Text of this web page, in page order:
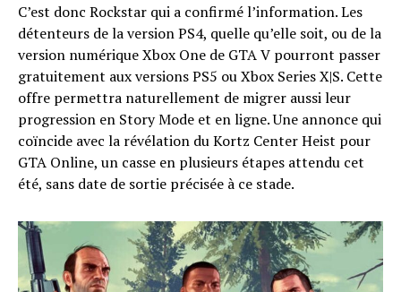
C’est donc Rockstar qui a confirmé l’information. Les
détenteurs de la version PS4, quelle qu’elle soit, ou de la
version numérique Xbox One de GTA V pourront passer
gratuitement aux versions PS5 ou Xbox Series X|S. Cette
offre permettra naturellement de migrer aussi leur
progression en Story Mode et en ligne. Une annonce qui
coïncide avec la révélation du Kortz Center Heist pour
GTA Online, un casse en plusieurs étapes attendu cet
été, sans date de sortie précisée à ce stade.